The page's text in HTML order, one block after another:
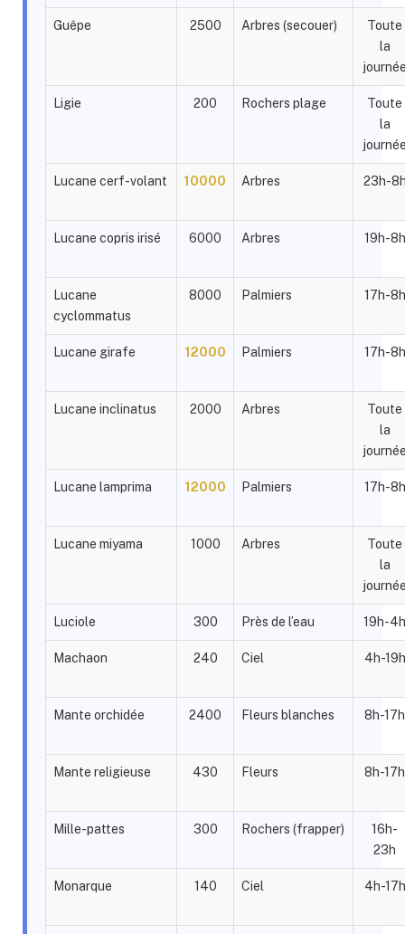
Guêpe 2500 Arbres (secouer)
Toute
la
Ligie 200 Rochers plage
Toute
la
Lucane cerf-volant 10000 Arbres 23h-
Lucane copris irisé 6000 Arbres 19h-8h
Lucane
cyclommatus
8000 Palmiers 17h-8h
Lucane girafe 12000 Palmiers 17h-8h
Lucane inclinatus 2000 Arbres
Toute
la
Lucane lamprima 12000 Palmiers 17h-8h
Lucane miyama 1000 Arbres
Toute
la
Luciole 300 Près de l’eau 19h-4h
Machaon 240 Ciel 4h-19h
Mante orchidée 2400 Fleurs blanches 8h-17h
Mante religieuse 430 Fleurs 8h-17h
Mille-pattes 300 Rochers (frapper)
16h-
23h
Monarque 140 Ciel 4h-17h